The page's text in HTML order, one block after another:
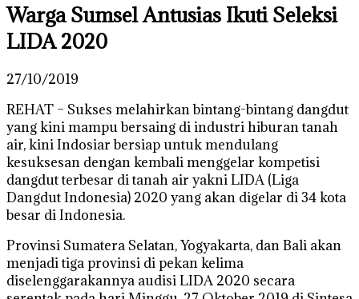
Warga Sumsel Antusias Ikuti Seleksi
LIDA 2020
27/10/2019
REHAT – Sukses melahirkan bintang-bintang dangdut
yang kini mampu bersaing di industri hiburan tanah
air, kini Indosiar bersiap untuk mendulang
kesuksesan dengan kembali menggelar kompetisi
dangdut terbesar di tanah air yakni LIDA (Liga
Dangdut Indonesia) 2020 yang akan digelar di 34 kota
besar di Indonesia.
Provinsi Sumatera Selatan, Yogyakarta, dan Bali akan
menjadi tiga provinsi di pekan kelima
diselenggarakannya audisi LIDA 2020 secara